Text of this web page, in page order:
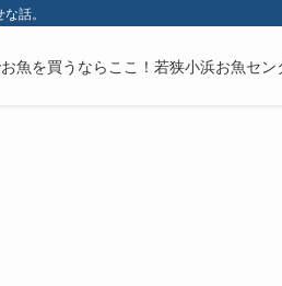
話。
魚を買うならここ！若狭小浜お魚セン